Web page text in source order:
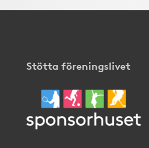
Stötta föreningslivet